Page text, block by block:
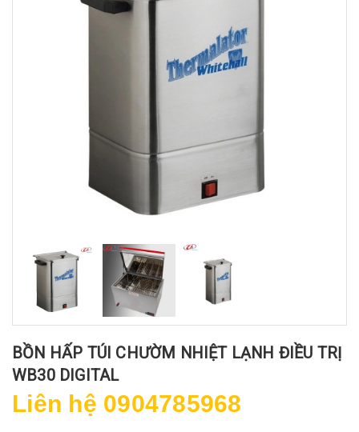
BỒN HẤP TÚI CHƯỜM NHIỆT LẠNH ĐIỀU TRỊ
WB30 DIGITAL
Liên hệ 0904785968